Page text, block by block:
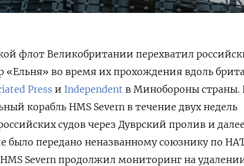
флот Великобритании перехватил
«Ельня» во время их прохождения вдоль
Press и Independent в Минобороны страны.
корабль HMS Severn в течение двух недель
судов через Дуврский пролив и
было передано неназванному союзнику по
Severn продолжил мониторинг на